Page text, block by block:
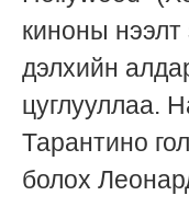
киноны нээлт
дэлхийн
цуглууллаа.
Тарантино
болох